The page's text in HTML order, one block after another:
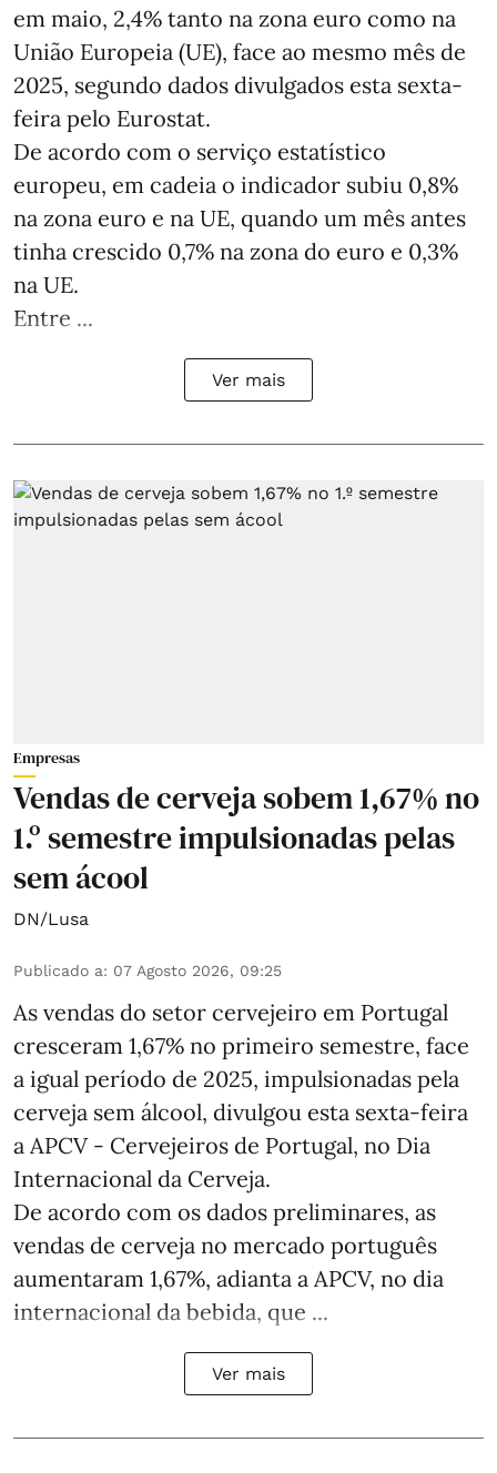
em maio, 2,4% tanto na zona euro como na
União Europeia (UE), face ao mesmo mês de
2025, segundo dados divulgados esta sexta-
feira pelo Eurostat.
De acordo com o serviço estatístico
europeu, em cadeia o indicador subiu 0,8%
na zona euro e na UE, quando um mês antes
tinha crescido 0,7% na zona do euro e 0,3%
na UE.
Entre ...
Ver mais
Empresas
Vendas de cerveja sobem 1,67% no
1.º semestre impulsionadas pelas
sem ácool
DN/Lusa
Publicado a: 07 Agosto 2026, 09:25
As vendas do setor cervejeiro em Portugal
cresceram 1,67% no primeiro semestre, face
a igual período de 2025, impulsionadas pela
cerveja sem álcool, divulgou esta sexta-feira
a APCV - Cervejeiros de Portugal, no Dia
Internacional da Cerveja.
De acordo com os dados preliminares, as
vendas de cerveja no mercado português
aumentaram 1,67%, adianta a APCV, no dia
internacional da bebida, que ...
Ver mais